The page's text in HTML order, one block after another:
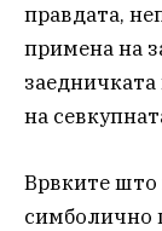
правдата,
примена на
заедничката
на
Врвките што
симболично